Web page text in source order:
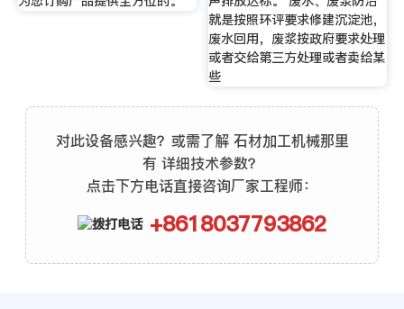
就是按照环评要求修建沉淀池，
废水回用，废浆按政府要求处理
或者交给第三方处理或者卖给某
些
对此设备感兴趣？或需了解 石材加工机械那里
有 详细技术参数？
点击下方电话直接咨询厂家工程师：
+8618037793862